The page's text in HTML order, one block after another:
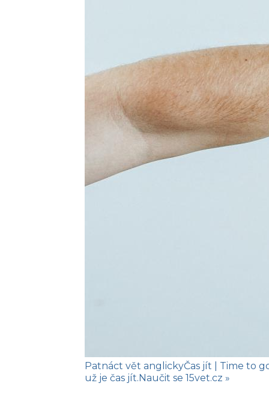
Patnáct vět anglickyČas jít
| Time to
už je čas jít.Naučit se 15vet.cz »